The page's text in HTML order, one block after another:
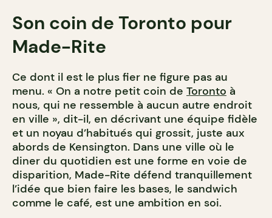
Son coin de Toronto pour
Made-Rite
Ce dont il est le plus fier ne figure pas au
menu. « On a notre petit coin de Toronto à
nous, qui ne ressemble à aucun autre endroit
en ville », dit-il, en décrivant une équipe fidèle
et un noyau d’habitués qui grossit, juste aux
abords de Kensington. Dans une ville où le
diner du quotidien est une forme en voie de
disparition, Made-Rite défend tranquillement
l’idée que bien faire les bases, le sandwich
comme le café, est une ambition en soi.